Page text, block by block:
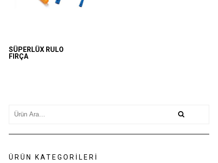
SÜPERLÜX RULO
FIRÇA
for:
ÜRÜN KATEGORILERI